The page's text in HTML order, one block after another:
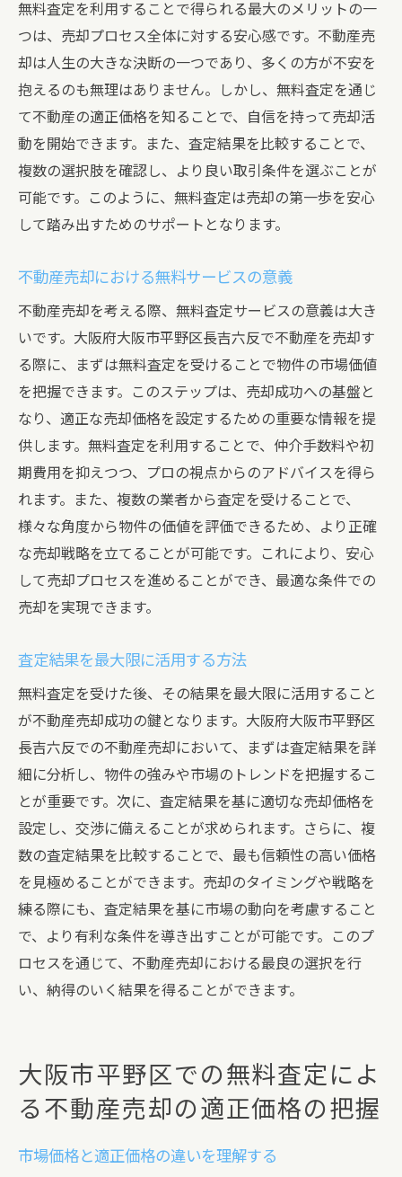
無料査定を利用することで得られる最大のメリットの一
つは、売却プロセス全体に対する安心感です。不動産売
却は人生の大きな決断の一つであり、多くの方が不安を
抱えるのも無理はありません。しかし、無料査定を通じ
て不動産の適正価格を知ることで、自信を持って売却活
動を開始できます。また、査定結果を比較することで、
複数の選択肢を確認し、より良い取引条件を選ぶことが
可能です。このように、無料査定は売却の第一歩を安心
して踏み出すためのサポートとなります。
不動産売却における無料サービスの意義
不動産売却を考える際、無料査定サービスの意義は大き
いです。大阪府大阪市平野区長吉六反で不動産を売却す
る際に、まずは無料査定を受けることで物件の市場価値
を把握できます。このステップは、売却成功への基盤と
なり、適正な売却価格を設定するための重要な情報を提
供します。無料査定を利用することで、仲介手数料や初
期費用を抑えつつ、プロの視点からのアドバイスを得ら
れます。また、複数の業者から査定を受けることで、
様々な角度から物件の価値を評価できるため、より正確
な売却戦略を立てることが可能です。これにより、安心
して売却プロセスを進めることができ、最適な条件での
売却を実現できます。
査定結果を最大限に活用する方法
無料査定を受けた後、その結果を最大限に活用すること
が不動産売却成功の鍵となります。大阪府大阪市平野区
長吉六反での不動産売却において、まずは査定結果を詳
細に分析し、物件の強みや市場のトレンドを把握するこ
とが重要です。次に、査定結果を基に適切な売却価格を
設定し、交渉に備えることが求められます。さらに、複
数の査定結果を比較することで、最も信頼性の高い価格
を見極めることができます。売却のタイミングや戦略を
練る際にも、査定結果を基に市場の動向を考慮すること
で、より有利な条件を導き出すことが可能です。このプ
ロセスを通じて、不動産売却における最良の選択を行
い、納得のいく結果を得ることができます。
大阪市平野区での無料査定によ
る不動産売却の適正価格の把握
市場価格と適正価格の違いを理解する